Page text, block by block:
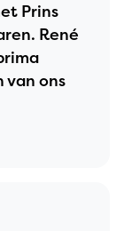
Prins
René
van ons